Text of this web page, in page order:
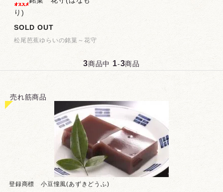
り)
SOLD OUT
松尾芭蕉ゆらいの銘菓～花守
3商品中 1-3商品
売れ筋商品
登録商標 小豆憧風(あずきどうふ)